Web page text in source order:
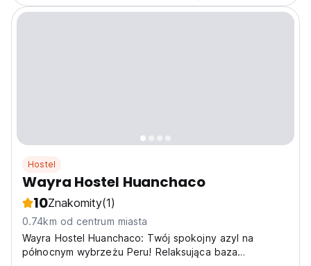
Hostel
Wayra Hostel Huanchaco
10Znakomity(1)
0.74km od centrum miasta
Wayra Hostel Huanchaco: Twój spokojny azyl na
północnym wybrzeżu Peru! Relaksująca baza